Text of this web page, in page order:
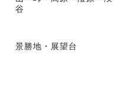
谷
景勝地・展望台